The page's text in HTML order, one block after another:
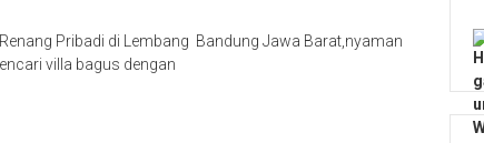
Pribadi di Lembang Bandung Jawa Barat,nyaman
villa bagus dengan